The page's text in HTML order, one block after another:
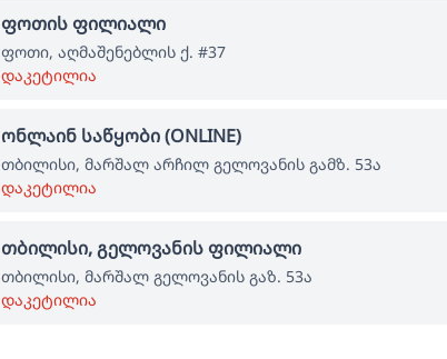
ფოთის ფილიალი
ფოთი, აღმაშენებლის ქ. #37
დაკეტილია
ონლაინ საწყობი (ONLINE)
თბილისი, მარშალ არჩილ გელოვანის გამზ. 53ა
დაკეტილია
თბილისი, გელოვანის ფილიალი
თბილისი, მარშალ გელოვანის გაზ. 53ა
დაკეტილია